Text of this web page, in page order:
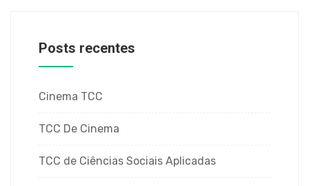
Posts recentes
Cinema TCC
TCC De Cinema
TCC de Ciências Sociais Aplicadas